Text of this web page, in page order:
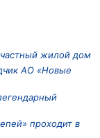
частный жилой дом
АО «Новые
проходит в